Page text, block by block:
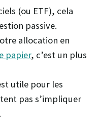
(ou ETF), cela
passive.
allocation en
papier, c’est un plus
utile pour les
pas s’impliquer